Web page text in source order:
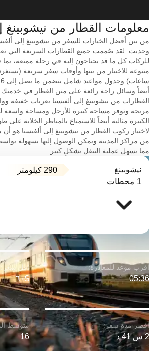
معلومات القطار من ‎نيشوبينغ إلى ‎ألفيستا
من بين أفضل الخيارات للسفر من نيشوبينغ إلى
وحديث. لقد صُممت جميع القطارات السريعة التي
للركاب كل ما قد يحتاجون إليه في رحلة ممتعة،
أيضاً وسائل راحة رائعة على متن القطار في خدمتك
القطارات من نيشوبينغ إلى ألفيستا بعربات خفيفة
مريحة وتوفر مساحة كبيرة للأرجل ومساحة واسعة
الكبيرة مثالية أيضاً للاستمتاع بالمناظر الخلابة
لاختيار ركوب القطار من نيشوبينغ إلى ألفيستا هو
من مراكز المدينة ويمكن الوصول إليها بسهولة
مما يسهل عملية التنقل بشكلٍ كبير.
نيشوبينغ 290 كيلومتر
1 محطات
2 س 41 د
05:36 $٦٠
16